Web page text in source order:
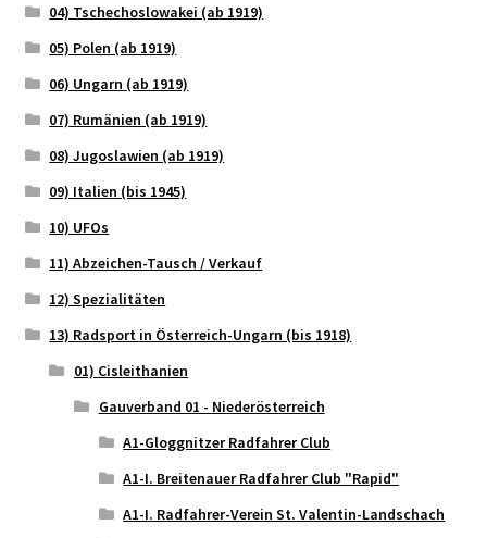
04) Tschechoslowakei (ab 1919)
05) Polen (ab 1919)
06) Ungarn (ab 1919)
07) Rumänien (ab 1919)
08) Jugoslawien (ab 1919)
09) Italien (bis 1945)
10) UFOs
11) Abzeichen-Tausch / Verkauf
12) Spezialitäten
13) Radsport in Österreich-Ungarn (bis 1918)
01) Cisleithanien
Gauverband 01 - Niederösterreich
A1-Gloggnitzer Radfahrer Club
A1-I. Breitenauer Radfahrer Club "Rapid"
A1-I. Radfahrer-Verein St. Valentin-Landschach